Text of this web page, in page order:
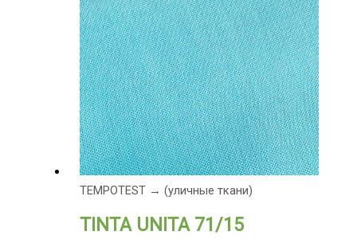
TEMPOTEST → (уличные ткани)
TINTA UNITA 71/15